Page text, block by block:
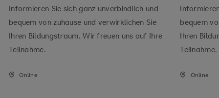
Informieren Sie sich ganz unverbindlich und
bequem von zuhause und verwirklichen Sie
Ihren Bildungstraum. Wir freuen uns auf Ihre
Teilnahme.
Online
bequem
Ihren
Teilnahme.
Online